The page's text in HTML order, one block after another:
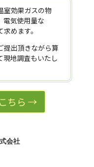
室効果ガスの物
電気使用量な
めます。
提出頂きながら算
現地調査もいたし
ちら →
会社